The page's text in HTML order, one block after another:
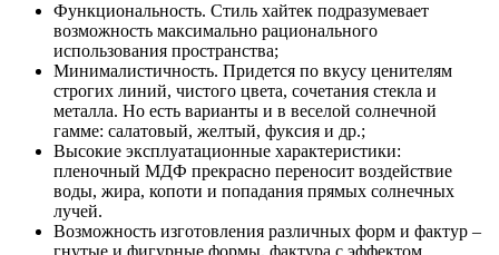
Функциональность. Стиль хайтек подразумевает
возможность максимально рационального
использования пространства;
Минималистичность. Придется по вкусу ценителям
строгих линий, чистого цвета, сочетания стекла и
металла. Но есть варианты и в веселой солнечной
гамме: салатовый, желтый, фуксия и др.;
Высокие эксплуатационные характеристики:
пленочный МДФ прекрасно переносит воздействие
воды, жира, копоти и попадания прямых солнечных
лучей.
Возможность изготовления различных форм и фактур –